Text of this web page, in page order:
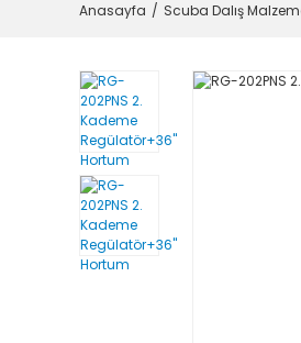
Anasayfa Scuba Dalış